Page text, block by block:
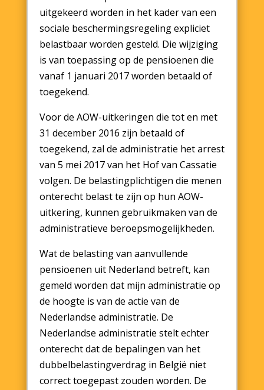
uitgekeerd worden in het kader van een
sociale beschermingsregeling expliciet
belastbaar worden gesteld. Die wijziging
is van toepassing op de pensioenen die
vanaf 1 januari 2017 worden betaald of
toegekend.
Voor de AOW-uitkeringen die tot en met
31 december 2016 zijn betaald of
toegekend, zal de administratie het arrest
van 5 mei 2017 van het Hof van Cassatie
volgen. De belastingplichtigen die menen
onterecht belast te zijn op hun AOW-
uitkering, kunnen gebruikmaken van de
administratieve beroepsmogelijkheden.
Wat de belasting van aanvullende
pensioenen uit Nederland betreft, kan
gemeld worden dat mijn administratie op
de hoogte is van de actie van de
Nederlandse administratie. De
Nederlandse administratie stelt echter
onterecht dat de bepalingen van het
dubbelbelastingverdrag in België niet
correct toegepast zouden worden. De